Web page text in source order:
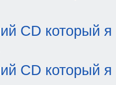
CD который я
CD который я